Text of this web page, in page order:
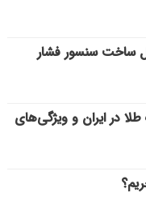
ساخت سنسور فشار
در ایران و ویژگی‌های